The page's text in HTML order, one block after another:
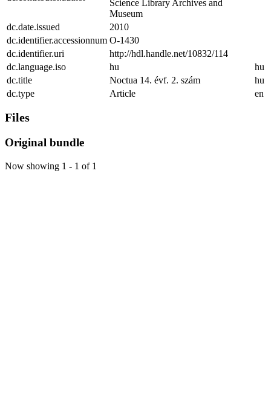
Science Library Archives and
Museum
dc.date.issued
2010
dc.identifier.accessionnum O-1430
dc.identifier.uri
http://hdl.handle.net/10832/114
dc.language.iso
hu
hu
dc.title
Noctua 14. évf. 2. szám
hu
dc.type
Article en
Files
Original bundle
Now showing 1 - 1 of 1